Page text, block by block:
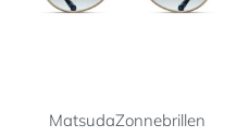
MatsudaZonnebrillen